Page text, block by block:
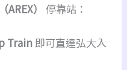
） 停靠站：
Train 即可直達弘大入